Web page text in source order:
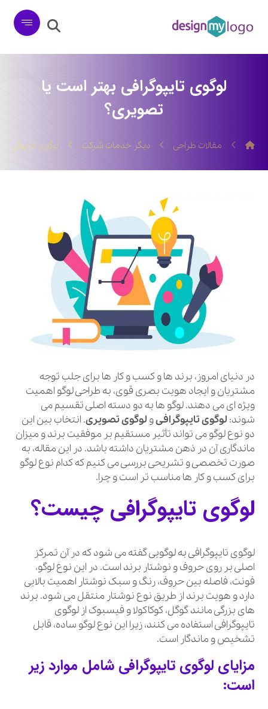
لوگوی تایپوگرافی بهتر است یا
تصویری؟
مقالات طراحی دیگر خدمات شرکت لوگوی
در دنیای امروز، برند ها و کسب و کار ها برای جلب توجه
مشتریان و ایجاد هویت بصری قوی، به طراحی لوگو اهمیت
ویژه ای می دهند. لوگو ها به دو دسته اصلی تقسیم می
شوند: لوگوی تایپوگرافیو لوگوی تصویری. انتخاب بین این
دو نوع لوگو می تواند تأثیر مستقیم بر موفقیت برند و میزان
ماندگاری آن در ذهن مشتریان داشته باشد. در این مقاله، به
صورت تخصصی و تشریحی بررسی می کنیم که کدام نوع لوگو
برای کسب و کار ها مناسب تر است و چرا.
لوگوی تایپوگرافی چیست؟
لوگوی تایپوگرافی به لوگویی گفته می شود که در آن تمرکز
اصلی بر روی حروف و نوشتار برند است. در این نوع لوگو،
فونت، فاصله بین حروف، رنگ و سبک نوشتار اهمیت بالایی
دارد و هویت برند از طریق نوع نوشتار منتقل می شود. برند
های بزرگی مانند گوگل، کوکاکولا و فیسبوک از لوگوی
تایپوگرافی استفاده می کنند، زیرا این نوع لوگو ساده، قابل
تشخیص و ماندگار است.
مزایایلوگوی تایپوگرافی شامل موارد زیر
است: